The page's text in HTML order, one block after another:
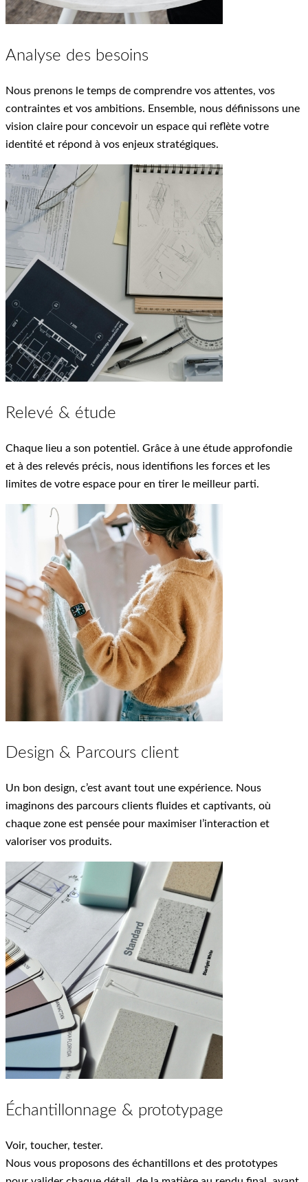
Analyse des besoins
Nous prenons le temps de comprendre vos attentes, vos
contraintes et vos ambitions. Ensemble, nous définissons une
vision claire pour concevoir un espace qui reflète votre
identité et répond à vos enjeux stratégiques.
Relevé & étude
Chaque lieu a son potentiel. Grâce à une étude approfondie
et à des relevés précis, nous identifions les forces et les
limites de votre espace pour en tirer le meilleur parti.
Design & Parcours client
Un bon design, c’est avant tout une expérience. Nous
imaginons des parcours clients fluides et captivants, où
chaque zone est pensée pour maximiser l’interaction et
valoriser vos produits.
Échantillonnage & prototypage
Voir, toucher, tester.
Nous vous proposons des échantillons et des prototypes